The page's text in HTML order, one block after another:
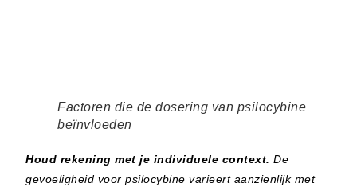
Factoren die de dosering van psilocybine
beïnvloeden
Houd rekening met je individuele context. De
gevoeligheid voor psilocybine varieert aanzienlijk met